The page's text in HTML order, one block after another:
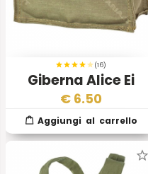
(16)
Giberna Alice Ei
€ 6.50